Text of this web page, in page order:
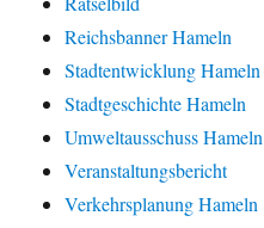
Reichsbanner Hameln
Stadtentwicklung Hameln
Stadtgeschichte Hameln
Umweltausschuss Hameln
Veranstaltungsbericht
Verkehrsplanung Hameln